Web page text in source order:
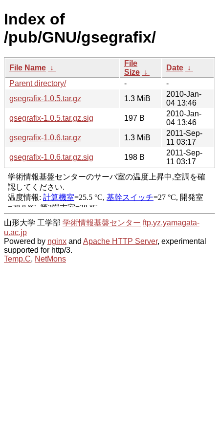
Index of
/pub/GNU/gsegrafix/
File Name ↓
File
Size ↓
Date ↓
Parent directory/
-
-
gsegrafix-1.0.5.tar.gz
1.3 MiB
2010-Jan-
04 13:46
gsegrafix-1.0.5.tar.gz.sig
197 B
2010-Jan-
04 13:46
gsegrafix-1.0.6.tar.gz
1.3 MiB
2011-Sep-
11 03:17
gsegrafix-1.0.6.tar.gz.sig
198 B
2011-Sep-
11 03:17
山形大学 工学部 学術情報基盤センター ftp.yz.yamagata-
u.ac.jp
Powered by nginx and Apache HTTP Server, experimental
supported for http/3.
Temp.C, NetMons